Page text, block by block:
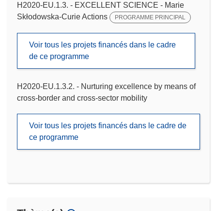
H2020-EU.1.3. - EXCELLENT SCIENCE - Marie
Skłodowska-Curie Actions
PROGRAMME PRINCIPAL
Voir tous les projets financés dans le cadre
de ce programme
H2020-EU.1.3.2. - Nurturing excellence by means of
cross-border and cross-sector mobility
Voir tous les projets financés dans le cadre de
ce programme